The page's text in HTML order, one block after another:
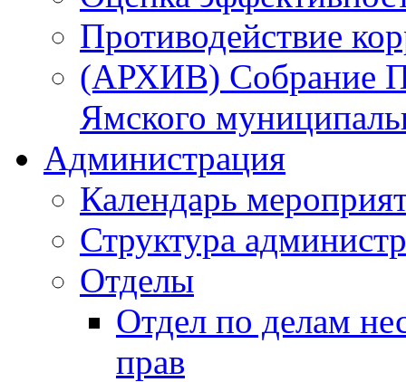
Противодействие
(АРХИВ) Собрание
Ямского
Администрация
Календарь
Структура
Отделы
Отдел по делам
прав